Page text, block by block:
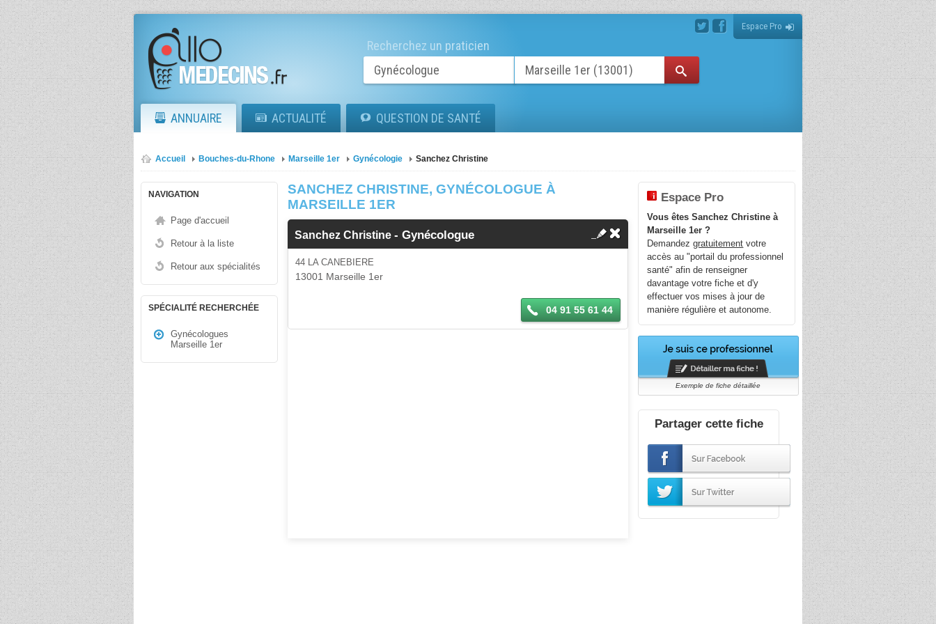
Espace Pro
Recherchez un praticien
ANNUAIRE ACTUALITÉ QUESTION DE SANTÉ
Accueil Bouches-du-Rhone Marseille 1er Gynécologie Sanchez Christine
NAVIGATION
Page d'accueil
Retour à la liste
Retour aux spécialités
SPÉCIALITÉ RECHERCHÉE
Gynécologues
Marseille 1er
SANCHEZ CHRISTINE, GYNÉCOLOGUE À
MARSEILLE 1ER
Sanchez Christine-Gynécologue
44 LA CANEBIERE
13001 Marseille 1er
04 91 55 61 44
Espace Pro
Vous êtes Sanchez Christine à
Marseille 1er ?
Demandezgratuitement votre
accès au "portail du professionnel
santé" afin de renseigner
davantage votre fiche et d'y
effectuer vos mises à jour de
manière régulière et autonome.
Exemple de fiche détaillée
Partager cette fiche